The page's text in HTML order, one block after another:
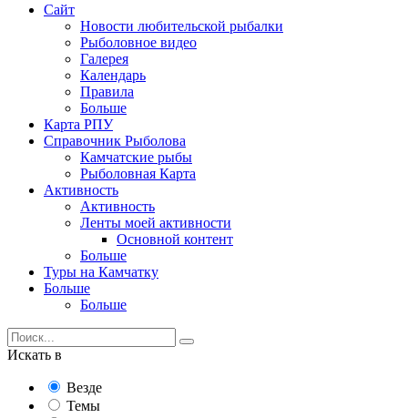
Сайт
Новости любительской рыбалки
Рыболовное видео
Галерея
Календарь
Правила
Больше
Карта РПУ
Справочник Рыболова
Камчатские рыбы
Рыболовная Карта
Активность
Активность
Ленты моей активности
Основной контент
Больше
Туры на Камчатку
Больше
Больше
Искать в
Везде
Темы